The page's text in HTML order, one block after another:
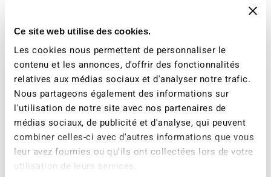
Ce site web utilise des cookies.
Les cookies nous permettent de personnaliser le
contenu et les annonces, d'offrir des fonctionnalités
relatives aux médias sociaux et d'analyser notre trafic.
Nous partageons également des informations sur
l'utilisation de notre site avec nos partenaires de
médias sociaux, de publicité et d'analyse, qui peuvent
combiner celles-ci avec d'autres informations que vous
leur avez fournies ou qu'ils ont collectées lors de votre
utilisation de leurs services.
L’ATE appelle donc le Conseil national à corriger la
décision erronée du Conseil des États lors du prochain
débat budgétaire. Ce n’est qu’en soutenant
systématiquement les formes de voyage
respectueuses du climat que la Suisse pourra atteindre
ses objectifs climatiques dans le secteur des
transports.
Lettre ouverte au Parlement